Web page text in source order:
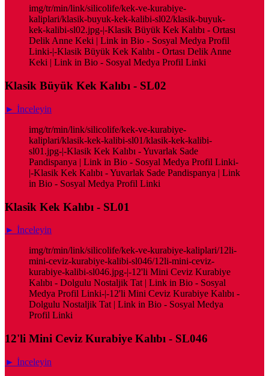
img/tr/min/link/silicolife/kek-ve-kurabiye-
kaliplari/klasik-buyuk-kek-kalibi-sl02/klasik-buyuk-
kek-kalibi-sl02.jpg-|-Klasik Büyük Kek Kalıbı - Ortası
Delik Anne Keki | Link in Bio - Sosyal Medya Profil
Linki-|-Klasik Büyük Kek Kalıbı - Ortası Delik Anne
Keki | Link in Bio - Sosyal Medya Profil Linki
Klasik Büyük Kek Kalıbı - SL02
► İnceleyin
img/tr/min/link/silicolife/kek-ve-kurabiye-
kaliplari/klasik-kek-kalibi-sl01/klasik-kek-kalibi-
sl01.jpg-|-Klasik Kek Kalıbı - Yuvarlak Sade
Pandispanya | Link in Bio - Sosyal Medya Profil Linki-
|-Klasik Kek Kalıbı - Yuvarlak Sade Pandispanya | Link
in Bio - Sosyal Medya Profil Linki
Klasik Kek Kalıbı - SL01
► İnceleyin
img/tr/min/link/silicolife/kek-ve-kurabiye-kaliplari/12li-
mini-ceviz-kurabiye-kalibi-sl046/12li-mini-ceviz-
kurabiye-kalibi-sl046.jpg-|-12'li Mini Ceviz Kurabiye
Kalıbı - Dolgulu Nostaljik Tat | Link in Bio - Sosyal
Medya Profil Linki-|-12'li Mini Ceviz Kurabiye Kalıbı -
Dolgulu Nostaljik Tat | Link in Bio - Sosyal Medya
Profil Linki
12'li Mini Ceviz Kurabiye Kalıbı - SL046
► İnceleyin